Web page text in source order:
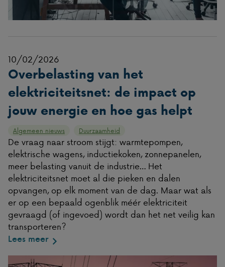
10/02/2026
Overbelasting van het
elektriciteitsnet: de impact op
jouw energie en hoe gas helpt
Algemeen nieuws Duurzaamheid
De vraag naar stroom stijgt: warmtepompen,
elektrische wagens, inductiekoken, zonnepanelen,
meer belasting vanuit de industrie… Het
elektriciteitsnet moet al die pieken en dalen
opvangen, op elk moment van de dag. Maar wat als
er op een bepaald ogenblik méér elektriciteit
gevraagd (of ingevoed) wordt dan het net veilig kan
transporteren?
Lees meer